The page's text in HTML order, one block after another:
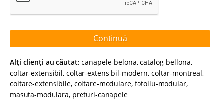
Continuă
Alţi clienţi au căutat: canapele-belona, catalog-bellona,
coltar-extensibil, coltar-extensibil-modern, coltar-montreal,
coltare-extensibile, coltare-modulare, fotoliu-modular,
masuta-modulara, preturi-canapele